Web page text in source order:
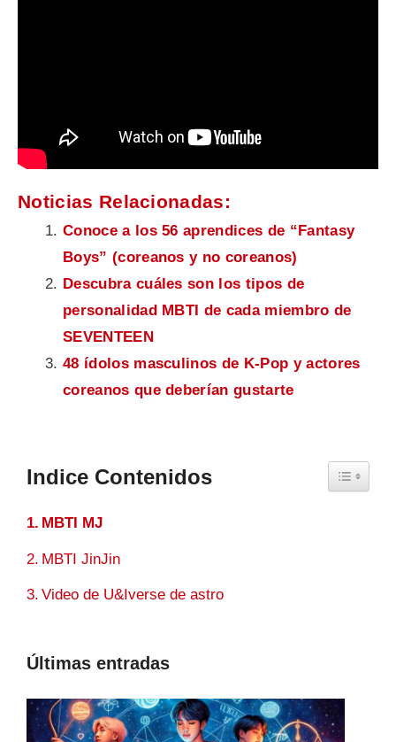
Noticias Relacionadas:
Conoce a los 56 aprendices de “Fantasy
Boys” (coreanos y no coreanos)
Descubra cuáles son los tipos de
personalidad MBTI de cada miembro de
SEVENTEEN
48 ídolos masculinos de K-Pop y actores
coreanos que deberían gustarte
Indice Contenidos Toggle
MBTI MJ
MBTI JinJin
Video de U&Iverse de astro
Últimas entradas